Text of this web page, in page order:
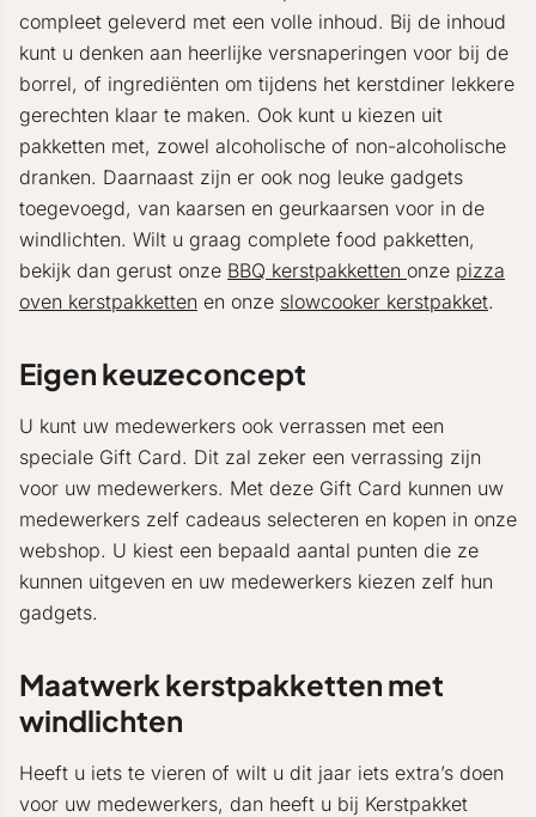
compleet geleverd met een volle inhoud. Bij de inhoud
kunt u denken aan heerlijke versnaperingen voor bij de
borrel, of ingrediënten om tijdens het kerstdiner lekkere
gerechten klaar te maken. Ook kunt u kiezen uit
pakketten met, zowel alcoholische of non-alcoholische
dranken. Daarnaast zijn er ook nog leuke gadgets
toegevoegd, van kaarsen en geurkaarsen voor in de
windlichten. Wilt u graag complete food pakketten,
bekijk dan gerust onze BBQ kerstpakketten onze pizza
oven kerstpakketten en onze slowcooker kerstpakket.
Eigen keuzeconcept
U kunt uw medewerkers ook verrassen met een
speciale Gift Card. Dit zal zeker een verrassing zijn
voor uw medewerkers. Met deze Gift Card kunnen uw
medewerkers zelf cadeaus selecteren en kopen in onze
webshop. U kiest een bepaald aantal punten die ze
kunnen uitgeven en uw medewerkers kiezen zelf hun
gadgets.
Maatwerk kerstpakketten met
windlichten
Heeft u iets te vieren of wilt u dit jaar iets extra’s doen
voor uw medewerkers, dan heeft u bij Kerstpakket